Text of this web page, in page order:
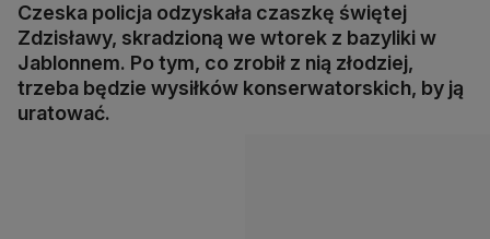
Czeska policja odzyskała czaszkę świętej
Zdzisławy, skradzioną we wtorek z bazyliki w
Jablonnem. Po tym, co zrobił z nią złodziej,
trzeba będzie wysiłków konserwatorskich, by ją
uratować.